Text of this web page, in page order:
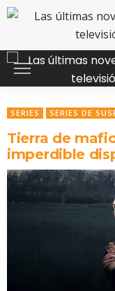
SERIES SERIES DE
Tierra de
imperdible